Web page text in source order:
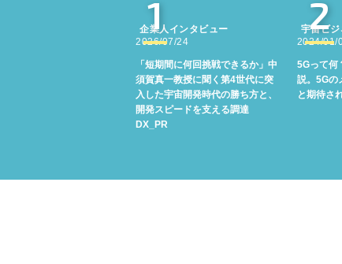
1
企業人インタビュー
2026/07/24
「短期間に何回挑戦できるか」中
須賀真一教授に聞く第4世代に突
入した宇宙開発時代の勝ち方と、
開発スピードを支える調達
DX_PR
2
宇宙ビ
2024/01/
5Gって何
説。5Gの
と期待さ